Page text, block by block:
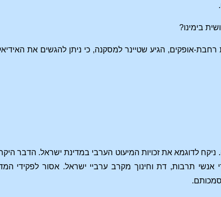
בימינו?
אופקים, הגיע שטיינר למסקנה, כי ניתן להגשים את
ניקח לדוגמא את זכויות המיעוט הערבי במדינת ישראל. הדבר
אנשי תרבות, דת וחינוך מקרב ערביי ישראל. אסור לפקידי